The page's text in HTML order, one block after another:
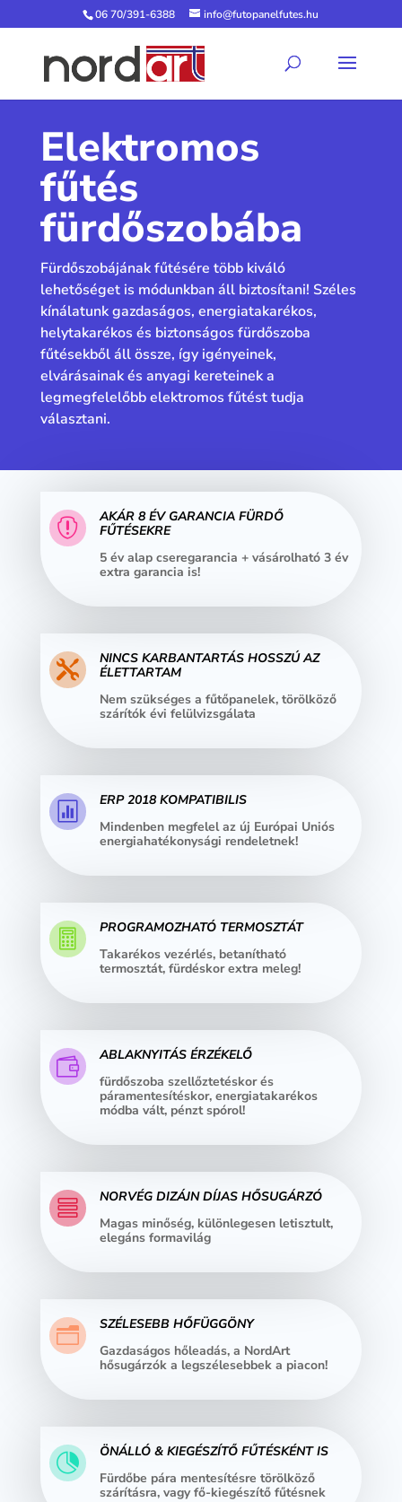
06 70/391-6388 info@futopanelfutes.hu
Elektromos
fűtés
fürdőszobába
Fürdőszobájának fűtésére több kiváló
lehetőséget is módunkban áll biztosítani! Széles
kínálatunk gazdaságos, energiatakarékos,
helytakarékos és biztonságos fürdőszoba
fűtésekből áll össze, így igényeinek,
elvárásainak és anyagi kereteinek a
legmegfelelőbb elektromos fűtést tudja
választani.

AKÁR 8 ÉV GARANCIA FÜRDŐ
FŰTÉSEKRE
5 év alap cseregarancia + vásárolható 3 év
extra garancia is!

NINCS KARBANTARTÁS HOSSZÚ AZ
ÉLETTARTAM
Nem szükséges a fűtőpanelek, törölköző
szárítók évi felülvizsgálata

ERP 2018 KOMPATIBILIS
Mindenben megfelel az új Európai Uniós
energiahatékonysági rendeletnek!

PROGRAMOZHATÓ TERMOSZTÁT
Takarékos vezérlés, betanítható
termosztát, fürdéskor extra meleg!

ABLAKNYITÁS ÉRZÉKELŐ
fürdőszoba szellőztetéskor és
páramentesítéskor, energiatakarékos
módba vált, pénzt spórol!

NORVÉG DIZÁJN DÍJAS HŐSUGÁRZÓ
Magas minőség, különlegesen letisztult,
elegáns formavilág
n
SZÉLESEBB HŐFÜGGÖNY
Gazdaságos hőleadás, a NordArt
hősugárzók a legszélesebbek a piacon!

ÖNÁLLÓ & KIEGÉSZÍTŐ FŰTÉSKÉNT IS
Fürdőbe pára mentesítésre törölköző
szárításra, vagy fő-kiegészítő fűtésnek